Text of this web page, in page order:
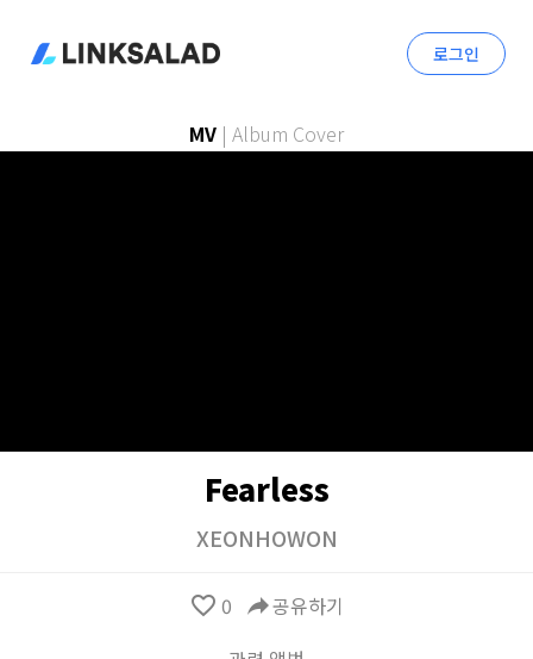
로그인
MV | Album Cover
Fearless
XEONHOWON
favorite_border 0 reply공유하기